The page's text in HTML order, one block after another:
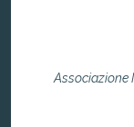
Associazione